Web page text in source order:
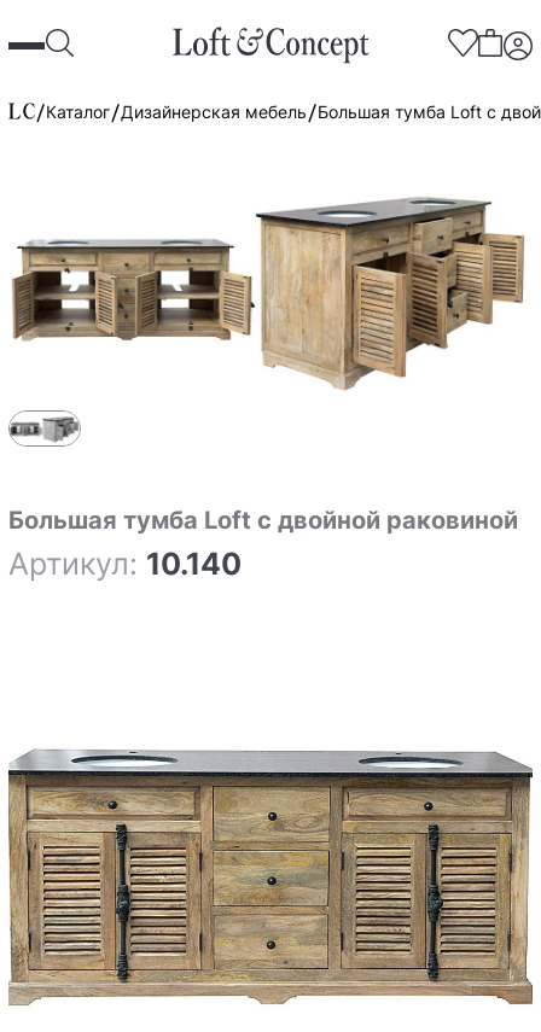
Каталог Дизайнерская мебель Большая тумба Loft с
Большая тумба Loft с двойной раковиной
Артикул: 10.140